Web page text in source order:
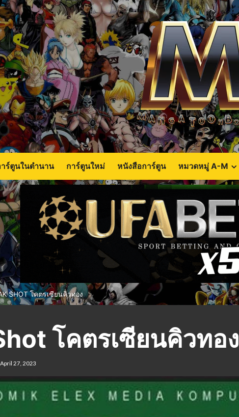
ร์ตูนในตำนาน การ์ตูนใหม่ หนังสือการ์ตูน หมวดหมู่ A-M
SHOT โคตรเซียนคิวทอง
โคตรเซียนคิวทอง
April 27, 2023